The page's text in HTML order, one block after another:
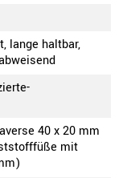
lange haltbar,
40 x 20 mm
mit